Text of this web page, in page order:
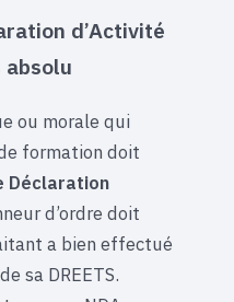
d’Activité
absolu
ou morale qui
formation doit
Déclaration
d’ordre doit
a bien effectué
sa DREETS.